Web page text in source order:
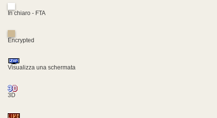
In chiaro - FTA
Encrypted
Visualizza una schermata
3D